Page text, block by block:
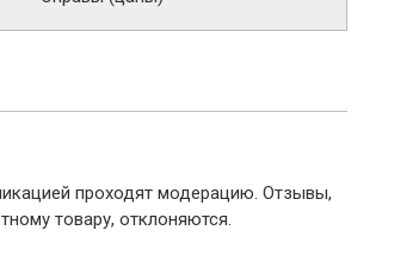
проходят модерацию. Отзывы,
товару, отклоняются.